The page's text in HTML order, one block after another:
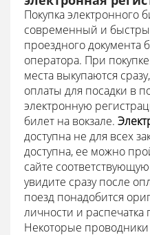
Покупка электронного
современный и
проездного документа
оператора. При
места выкупаются
оплаты для посадки в
электронную
билет на вокзале.
доступна не для всех
доступна, ее можно
сайте
увидите сразу после
поезд понадобится
личности и распечатка
Некоторые проводники